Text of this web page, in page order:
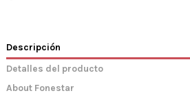
Descripción
Detalles del producto
About Fonestar